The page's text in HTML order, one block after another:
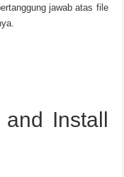
jawab atas file
Install